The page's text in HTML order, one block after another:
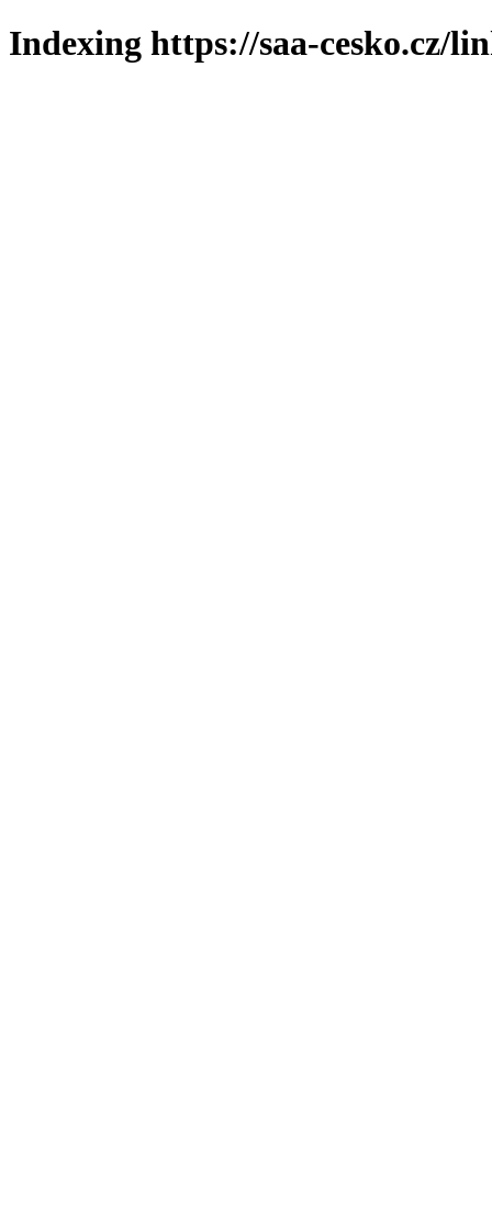
Indexing https://saa-cesko.cz/